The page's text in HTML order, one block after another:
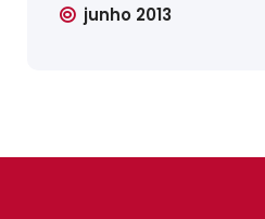
junho 2013